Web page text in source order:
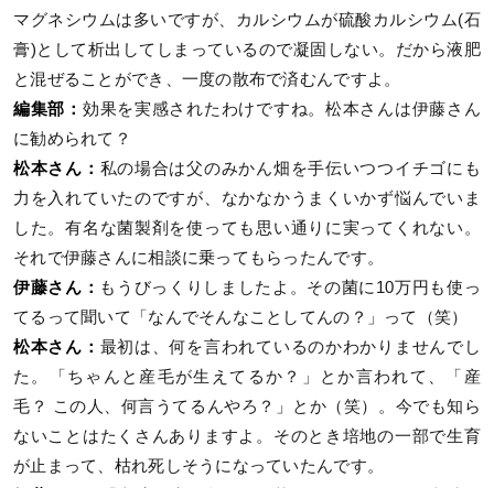
マグネシウムは多いですが、カルシウムが硫酸カルシウム(石
膏)として析出してしまっているので凝固しない。だから液肥
と混ぜることができ、一度の散布で済むんですよ。
編集部： 効果を実感されたわけですね。松本さんは伊藤さん
に勧められて？
松本さん： 私の場合は父のみかん畑を手伝いつつイチゴにも
力を入れていたのですが、なかなかうまくいかず悩んでいま
した。有名な菌製剤を使っても思い通りに実ってくれない。
それで伊藤さんに相談に乗ってもらったんです。
伊藤さん： もうびっくりしましたよ。その菌に10万円も使っ
てるって聞いて「なんでそんなことしてんの？」って（笑）
松本さん： 最初は、何を言われているのかわかりませんでし
た。「ちゃんと産毛が生えてるか？」とか言われて、「産
毛？ この人、何言うてるんやろ？」とか（笑）。今でも知ら
ないことはたくさんありますよ。そのとき培地の一部で生育
が止まって、枯れ死しそうになっていたんです。